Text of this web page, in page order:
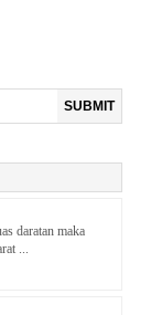
SUBMIT
daratan maka
...